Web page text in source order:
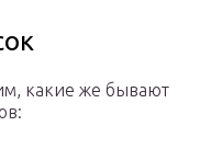
какие же бывают